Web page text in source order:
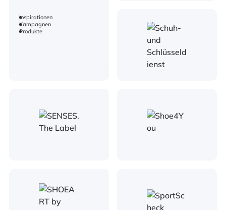
Inspirationen
Kampagnen
Produkte